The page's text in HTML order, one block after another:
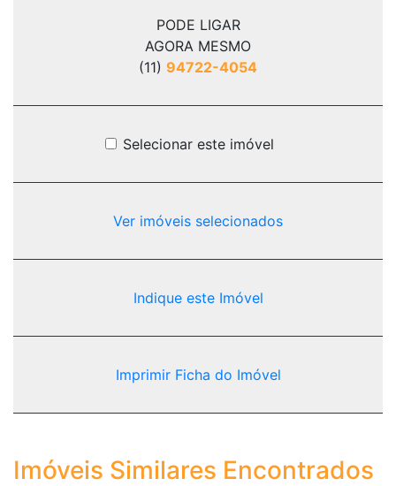
PODE LIGAR
AGORA MESMO
(11) 94722-4054
Selecionar este imóvel
Ver imóveis selecionados
Indique este Imóvel
Imprimir Ficha do Imóvel
Imóveis Similares Encontrados